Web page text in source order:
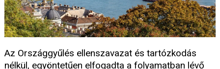
Az Országgyűlés ellenszavazat és tartózkodás
nélkül, egyöntetűen elfogadta a folyamatban lévő